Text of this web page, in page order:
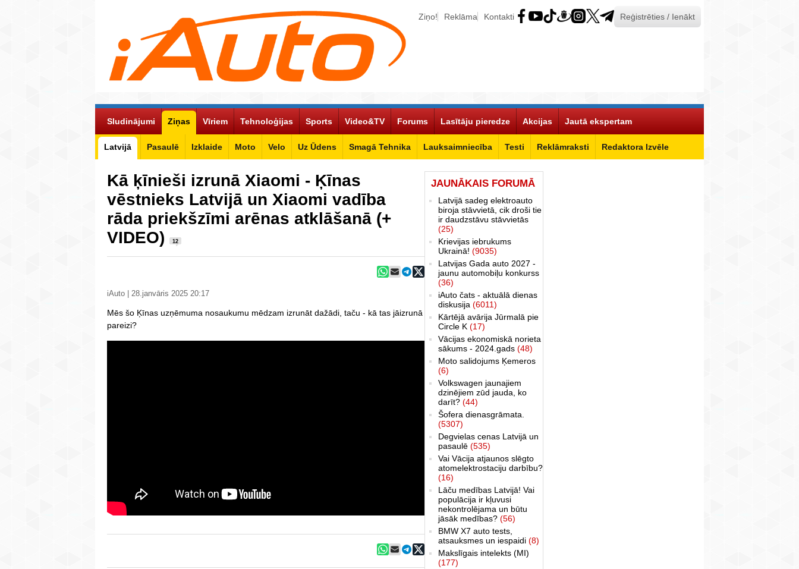
Ziņo! Reklāma Kontakti Reģistrēties / Ienākt
Sludinājumi Ziņas
Latvijā Pasaulē Izklaide Moto Velo Uz Ūdens Smagā Tehnika Lauksaimniecība Testi Reklāmraksti Redaktora Izvēle
Vīriem Tehnoloģijas Sports Video&TV Forums Lasītāju pieredze Akcijas Jautā ekspertam
Kā ķīnieši izrunā Xiaomi - Ķīnas
vēstnieks Latvijā un Xiaomi vadība
rāda priekšzīmi arēnas atklāšanā (+
VIDEO)
12
iAuto | 28.janvāris 2025 20:17
Mēs šo Ķīnas uzņēmuma nosaukumu mēdzam izrunāt dažādi, taču - kā tas jāizrunā
pareizi?
JAUNĀKAIS FORUMĀ
Latvijā sadeg elektroauto
biroja stāvvietā, cik droši tie
ir daudzstāvu stāvvietās
(25)
Krievijas iebrukums
Ukrainā! (9035)
Latvijas Gada auto 2027 -
jaunu automobiļu konkurss
(36)
iAuto čats - aktuālā dienas
diskusija (6011)
Kārtējā avārija Jūrmalā pie
Circle K (17)
Vācijas ekonomiskā norieta
sākums - 2024.gads (48)
Moto salidojums Ķemeros
(6)
Volkswagen jaunajiem
dzinējiem zūd jauda, ko
darīt? (44)
Šofera dienasgrāmata.
(5307)
Degvielas cenas Latvijā un
pasaulē (535)
Vai Vācija atjaunos slēgto
atomelektrostaciju darbību?
(16)
Lāču medības Latvijā! Vai
populācija ir kļuvusi
nekontrolējama un būtu
jāsāk medības? (56)
BMW X7 auto tests,
atsauksmes un iespaidi (8)
Makslīgais intelekts (MI)
(177)